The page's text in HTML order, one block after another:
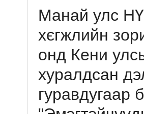
Манай улс
хєгжлийн
онд Кени
хуралдсан
гуравдугаар